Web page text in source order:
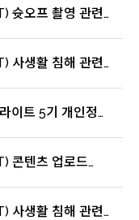
슛오프 촬영 관련
사생활 침해 관련
이트 5기 개인정보
콘텐츠 업로드
사생활 침해 관련